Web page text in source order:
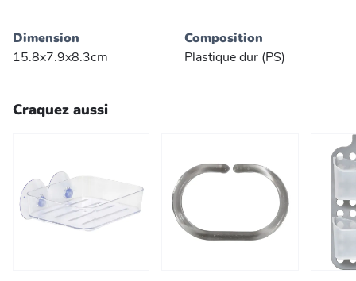
Dimension
15.8x7.9x8.3cm
Composition
Plastique dur (PS)
Craquez aussi